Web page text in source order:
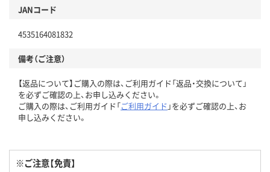
JANコード
4535164081832
備考（ご注意）
【返品について】ご購入の際は、ご利用ガイド「返品・交換について」
を必ずご確認の上、お申し込みください。
ご購入の際は、ご利用ガイド「ご利用ガイド 」を必ずご確認の上、お
申し込みください。
※ご注意【免責】